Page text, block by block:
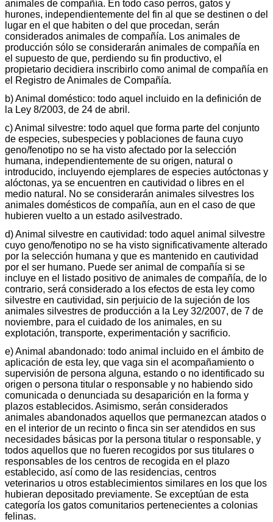
animales de compañía. En todo caso perros, gatos y
hurones, independientemente del fin al que se destinen o del
lugar en el que habiten o del que procedan, serán
considerados animales de compañía. Los animales de
producción sólo se considerarán animales de compañía en
el supuesto de que, perdiendo su fin productivo, el
propietario decidiera inscribirlo como animal de compañía en
el Registro de Animales de Compañía.
b) Animal doméstico: todo aquel incluido en la definición de
la Ley 8/2003, de 24 de abril.
c) Animal silvestre: todo aquel que forma parte del conjunto
de especies, subespecies y poblaciones de fauna cuyo
geno/fenotipo no se ha visto afectado por la selección
humana, independientemente de su origen, natural o
introducido, incluyendo ejemplares de especies autóctonas y
alóctonas, ya se encuentren en cautividad o libres en el
medio natural. No se considerarán animales silvestres los
animales domésticos de compañía, aun en el caso de que
hubieren vuelto a un estado asilvestrado.
d) Animal silvestre en cautividad: todo aquel animal silvestre
cuyo geno/fenotipo no se ha visto significativamente alterado
por la selección humana y que es mantenido en cautividad
por el ser humano. Puede ser animal de compañía si se
incluye en el listado positivo de animales de compañía, de lo
contrario, será considerado a los efectos de esta ley como
silvestre en cautividad, sin perjuicio de la sujeción de los
animales silvestres de producción a la Ley 32/2007, de 7 de
noviembre, para el cuidado de los animales, en su
explotación, transporte, experimentación y sacrificio.
e) Animal abandonado: todo animal incluido en el ámbito de
aplicación de esta ley, que vaga sin el acompañamiento o
supervisión de persona alguna, estando o no identificado su
origen o persona titular o responsable y no habiendo sido
comunicada o denunciada su desaparición en la forma y
plazos establecidos. Asimismo, serán considerados
animales abandonados aquellos que permanezcan atados o
en el interior de un recinto o finca sin ser atendidos en sus
necesidades básicas por la persona titular o responsable, y
todos aquellos que no fueren recogidos por sus titulares o
responsables de los centros de recogida en el plazo
establecido, así como de las residencias, centros
veterinarios u otros establecimientos similares en los que los
hubieran depositado previamente. Se exceptúan de esta
categoría los gatos comunitarios pertenecientes a colonias
felinas.